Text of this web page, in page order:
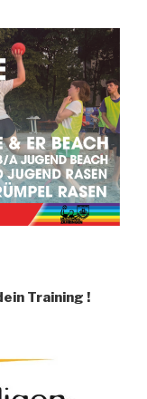
Training !